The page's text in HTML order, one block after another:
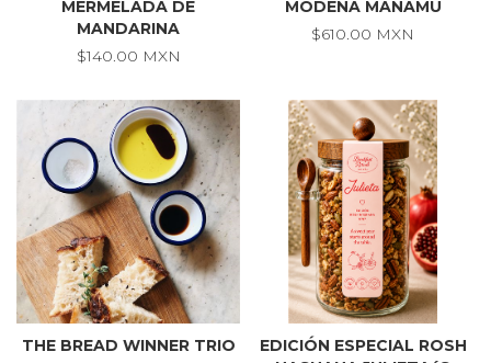
MERMELADA DE
MANDARINA
$140.00 MXN
MODENA MANAMU
$610.00 MXN
THE BREAD WINNER TRIO
EDICIÓN ESPECIAL ROSH